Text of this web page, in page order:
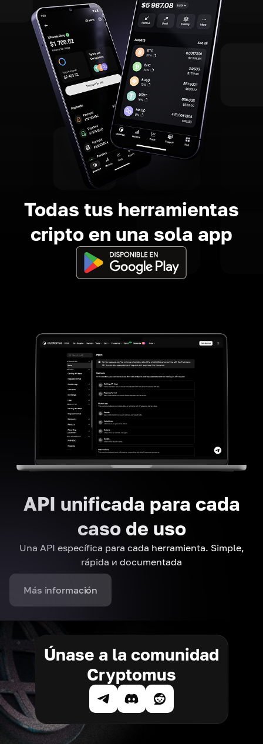
Todas tus herramientas
cripto en una sola app
API unificada para cada
caso de uso
Una API específica para cada herramienta. Simple,
rápida и documentada
Más información
Únase a la comunidad
Cryptomus